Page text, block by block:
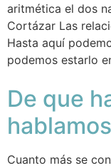
aritmética el dos
Cortázar Las
Hasta aquí
podemos estarlo
De que
Cuanto más se